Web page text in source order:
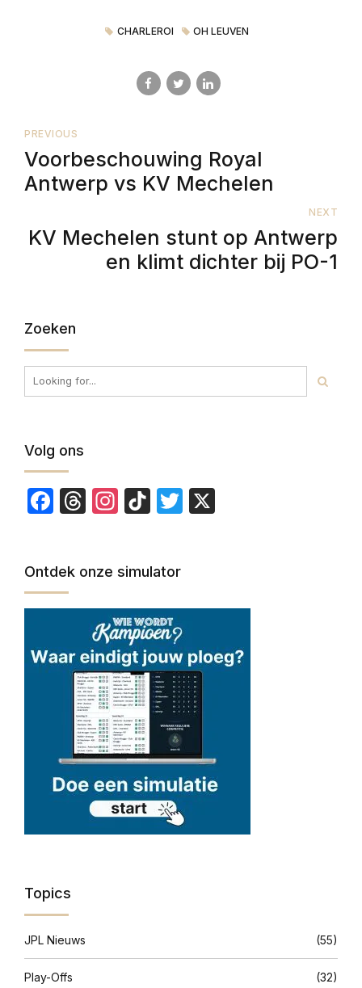
CHARLEROI OH LEUVEN
PREVIOUS
Voorbeschouwing Royal
Antwerp vs KV Mechelen
NEXT
KV Mechelen stunt op Antwerp
en klimt dichter bij PO-1
Zoeken
Volg ons
Facebook
Threads
Instagram
TikTokTwitter
Ontdek onze simulator
Topics
JPL Nieuws (55)
Play-Offs (32)